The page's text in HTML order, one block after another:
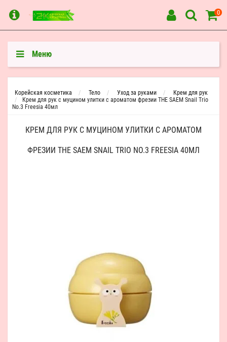
0
Меню
Корейская косметика Тело Уход за руками
Крем для рук
Крем для рук c муцином улитки с ароматом фрезии THE SAEM Snail Trio
No.3 Freesia 40мл
КРЕМ ДЛЯ РУК C МУЦИНОМ УЛИТКИ С АРОМАТОМ
ФРЕЗИИ THE SAEM SNAIL TRIO NO.3 FREESIA 40МЛ